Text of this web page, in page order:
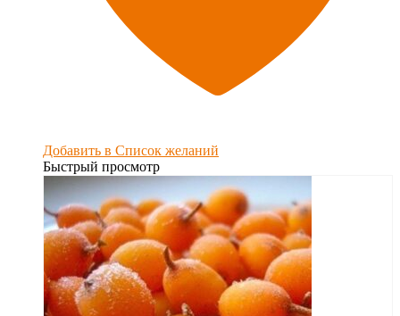
Добавить в Список желаний
Быстрый просмотр